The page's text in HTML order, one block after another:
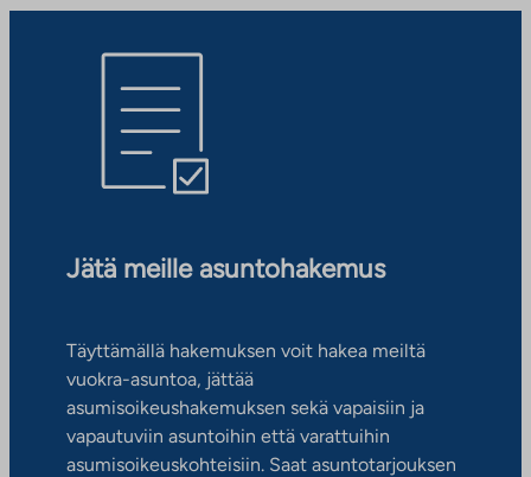
Jätä meille asuntohakemus
Täyttämällä hakemuksen voit hakea meiltä
vuokra-asuntoa, jättää
asumisoikeushakemuksen sekä vapaisiin ja
vapautuviin asuntoihin että varattuihin
asumisoikeuskohteisiin. Saat asuntotarjouksen